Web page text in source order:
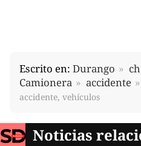
Escrito en: Durango
Camionera
accidente
accidente, vehículos
Noticias